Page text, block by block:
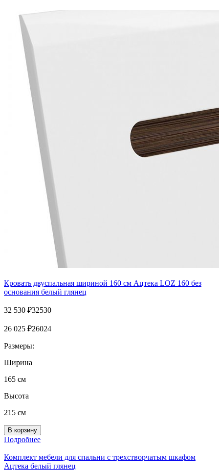
Кровать двуспальная шириной 160 см Ацтека LOZ 160 без
основания белый глянец
32 530 ₽32530
26 025 ₽26024
Размеры:
Ширина
165 см
Высота
215 см
Подробнее
Комплект мебели для спальни с трехстворчатым шкафом
Ацтека белый глянец